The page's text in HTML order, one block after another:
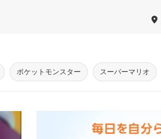
ポケットモンスター スーパーマリオ